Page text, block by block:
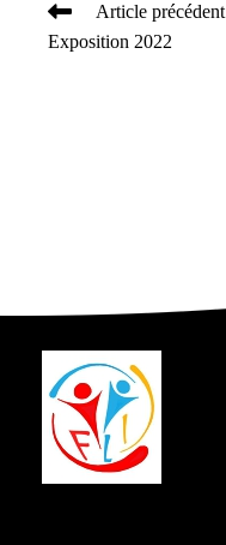
Read
more
Article précédent
Exposition 2022